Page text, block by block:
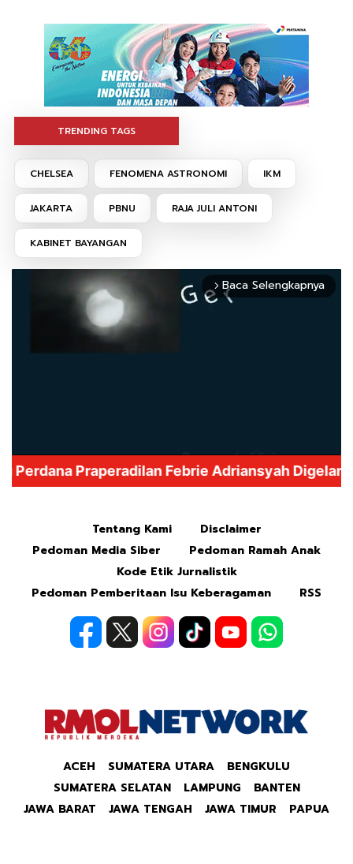
TRENDING TAGS
CHELSEA FENOMENA ASTRONOMI IKM
JAKARTA PBNU RAJA JULI ANTONI
KABINET BAYANGAN
arrow_forward_ios Baca Selengkapnya
Tentang Kami
Disclaimer
Pedoman Media Siber
Pedoman Ramah Anak
Kode Etik Jurnalistik
Pedoman Pemberitaan Isu Keberagaman
RSS
ACEH SUMATERA UTARA
BENGKULU
SUMATERA SELATAN
LAMPUNG
BANTEN
JAWA BARAT
JAWA TENGAH JAWA TIMUR PAPUA